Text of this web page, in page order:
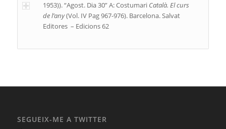
1953)). “Agost. Dia 30” A: CostumariCatalà. El curs
de l’any(Vol. IV Pag 967-976). Barcelona. Salvat
Editores – Edicions 62
SEGUEIX-ME A TWITTER